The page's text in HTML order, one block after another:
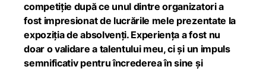
competiție după ce unul dintre organizatori a
fost impresionat de lucrările mele prezentate la
expoziția de absolvenți. Experiența a fost nu
doar o validare a talentului meu, ci și un impuls
semnificativ pentru încrederea în sine și